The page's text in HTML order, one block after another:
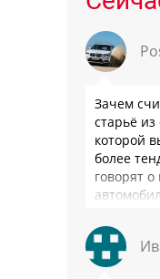
Зачем
старьё из
которой
более
говорят